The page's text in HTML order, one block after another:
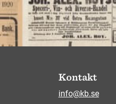
Kontakt
info@kb.se